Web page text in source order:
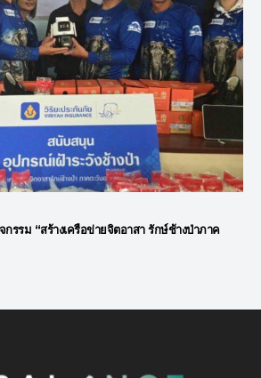
รรม “สร้างเครือข่ายจิตอาสา รักษ์ช้างป่าภาค